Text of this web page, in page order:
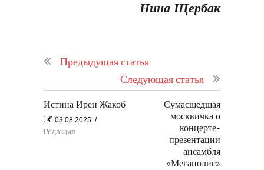
Нина Щербак
Предыдущая статья
Следующая статья
Истина Ирен Жакоб
03.08.2025 /
Редакция
Сумасшедшая
москвичка о
концерте-
презентации
ансамбля
«Мегаполис»